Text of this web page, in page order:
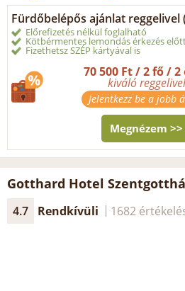
Fürdőbelépős ajánlat reggelivel
Előrefizetés nélkül foglalható
Kötbérmentes lemondás érkezés
Fizethetsz SZÉP kártyával is
70 500 Ft / 2 fő /
kiváló reggelivel
Jelentkezz be a jobb
Megnézem >>
Gotthard Hotel
4.7 Rendkívüli 1682